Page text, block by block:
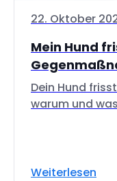
22. Oktober
Mein Hund
Dein Hund
warum und
Weiterlesen